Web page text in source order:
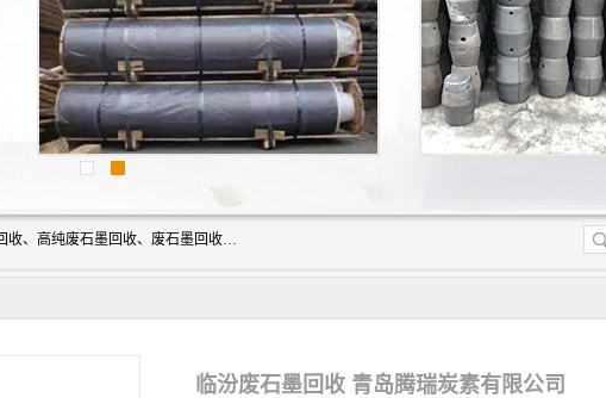
河北石墨回收厂家昊联碳素有限公司主要经营业务：石墨粉子回收、废石墨方子回收、高纯废石墨回收、废石墨回收、石墨电极回收、废石墨板回收、石墨增碳剂、单晶硅石墨、单晶硅石墨回收、废多晶硅石墨、废多晶硅石墨回收、废高纯石墨回收、废石墨、废石墨棒、废石墨棒回收、废石墨换热器回收、高纯石墨回收、石墨粉回收、石墨换热器回收、石墨纸回收、回收石墨板、回收石墨电极、石墨板回收、石墨回收。
临汾废石墨回收 青岛腾瑞炭素有限公司